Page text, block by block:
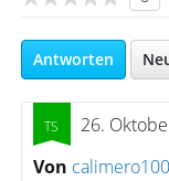
Antworten
26.
Von